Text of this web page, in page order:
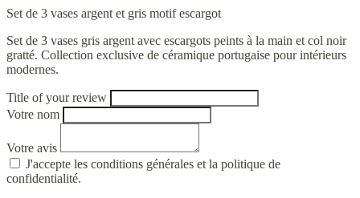
Set de 3 vases argent et gris motif escargot
Set de 3 vases gris argent avec escargots peints à la main et col noir
gratté. Collection exclusive de céramique portugaise pour intérieurs
modernes.
Title of your review
Votre nom
Votre avis
J'accepte les conditions générales et la politique de
confidentialité.